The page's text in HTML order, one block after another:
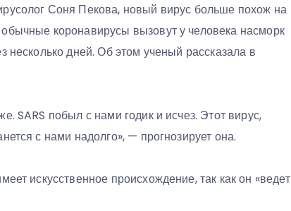
Соня Пекова, новый вирус больше похож на
коронавирусы вызовут у человека насморк
несколько дней. Об этом ученый рассказала в
SARS побыл с нами годик и исчез. Этот вирус,
с нами надолго», — прогнозирует она.
искусственное происхождение, так как он «ведет